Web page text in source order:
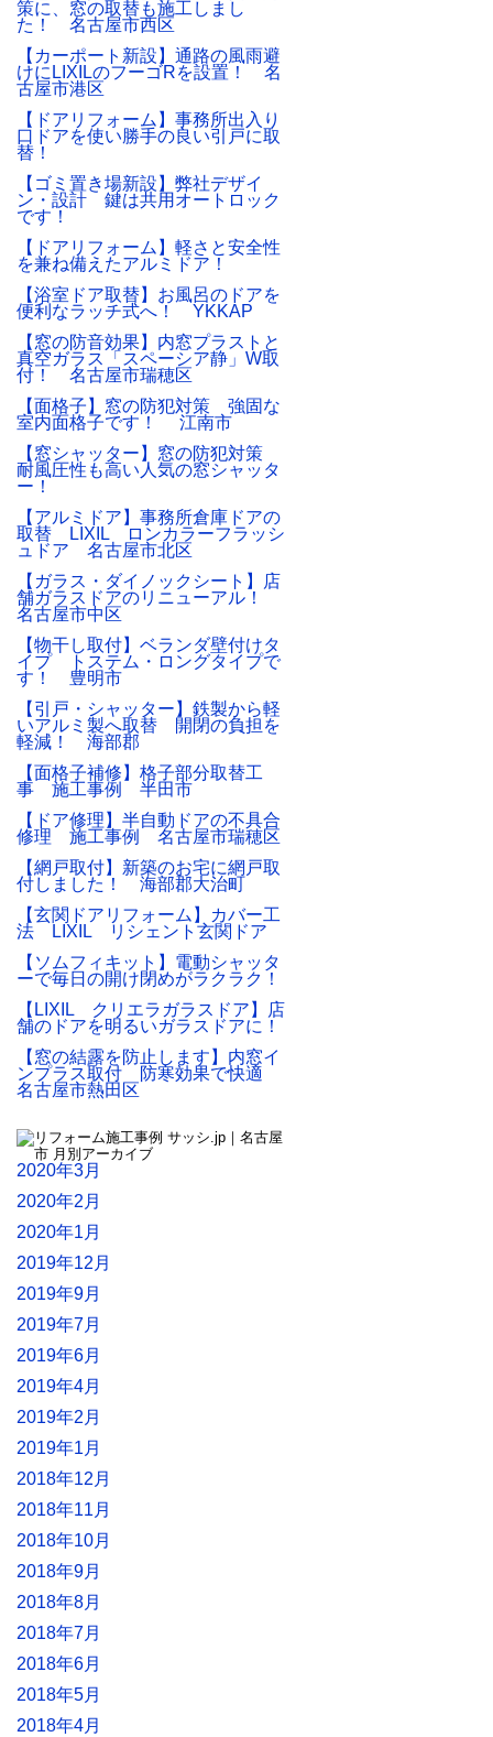
策に、窓の取替も施工しまし
た！ 名古屋市西区
【カーポート新設】通路の風雨避
けにLIXILのフーゴRを設置！ 名
古屋市港区
【ドアリフォーム】事務所出入り
口ドアを使い勝手の良い引戸に取
替！
【ゴミ置き場新設】弊社デザイ
ン・設計 鍵は共用オートロック
です！
【ドアリフォーム】軽さと安全性
を兼ね備えたアルミドア！
【浴室ドア取替】お風呂のドアを
便利なラッチ式へ！ YKKAP
【窓の防音効果】内窓プラストと
真空ガラス「スペーシア静」W取
付！ 名古屋市瑞穂区
【面格子】窓の防犯対策 強固な
室内面格子です！ 江南市
【窓シャッター】窓の防犯対策
耐風圧性も高い人気の窓シャッタ
ー！
【アルミドア】事務所倉庫ドアの
取替 LIXIL ロンカラーフラッシ
ュドア 名古屋市北区
【ガラス・ダイノックシート】店
舗ガラスドアのリニューアル！
名古屋市中区
【物干し取付】ベランダ壁付けタ
イプ トステム・ロングタイプで
す！ 豊明市
【引戸・シャッター】鉄製から軽
いアルミ製へ取替 開閉の負担を
軽減！ 海部郡
【面格子補修】格子部分取替工
事 施工事例 半田市
【ドア修理】半自動ドアの不具合
修理 施工事例 名古屋市瑞穂区
【網戸取付】新築のお宅に網戸取
付しました！ 海部郡大治町
【玄関ドアリフォーム】カバー工
法 LIXIL リシェント玄関ドア
【ソムフィキット】電動シャッタ
ーで毎日の開け閉めがラクラク！
【LIXIL クリエラガラスドア】店
舗のドアを明るいガラスドアに！
【窓の結露を防止します】内窓イ
ンプラス取付 防寒効果で快適
名古屋市熱田区
2020年3月
2020年2月
2020年1月
2019年12月
2019年9月
2019年7月
2019年6月
2019年4月
2019年2月
2019年1月
2018年12月
2018年11月
2018年10月
2018年9月
2018年8月
2018年7月
2018年6月
2018年5月
2018年4月